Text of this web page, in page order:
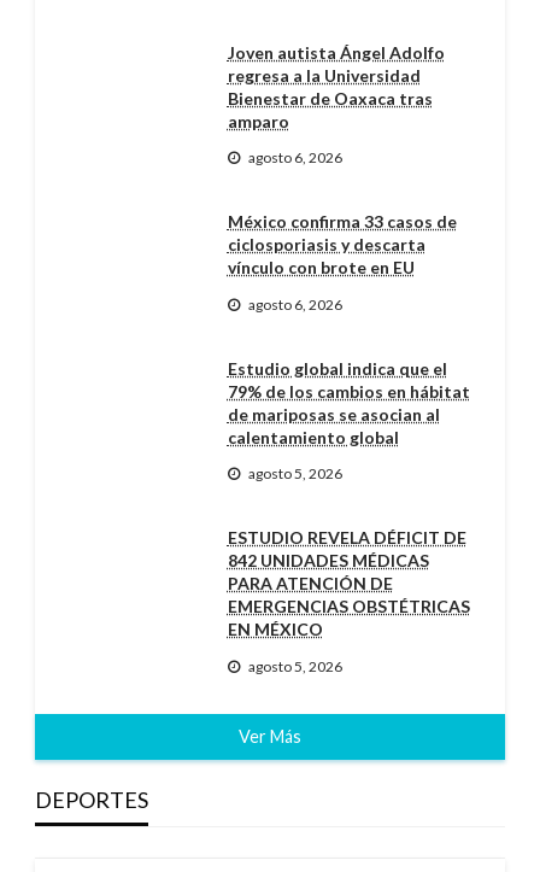
Joven autista Ángel Adolfo
regresa a la Universidad
Bienestar de Oaxaca tras
amparo
agosto 6, 2026
México confirma 33 casos de
ciclosporiasis y descarta
vínculo con brote en EU
agosto 6, 2026
Estudio global indica que el
79% de los cambios en hábitat
de mariposas se asocian al
calentamiento global
agosto 5, 2026
ESTUDIO REVELA DÉFICIT DE
842 UNIDADES MÉDICAS
PARA ATENCIÓN DE
EMERGENCIAS OBSTÉTRICAS
EN MÉXICO
agosto 5, 2026
Ver Más
DEPORTES